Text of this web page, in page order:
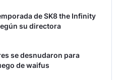
de SK8 the Infinity
su directora
se desnudaron para
de waifus